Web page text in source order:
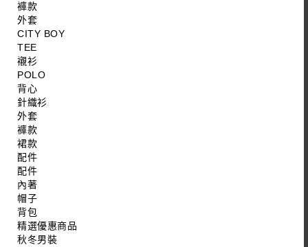
褲款
外套
CITY BOY
TEE
襯衫
POLO
背心
針織衫
外套
褲款
裙款
配件
配件
內著
帽子
背包
精選優惠商品
秋冬男裝